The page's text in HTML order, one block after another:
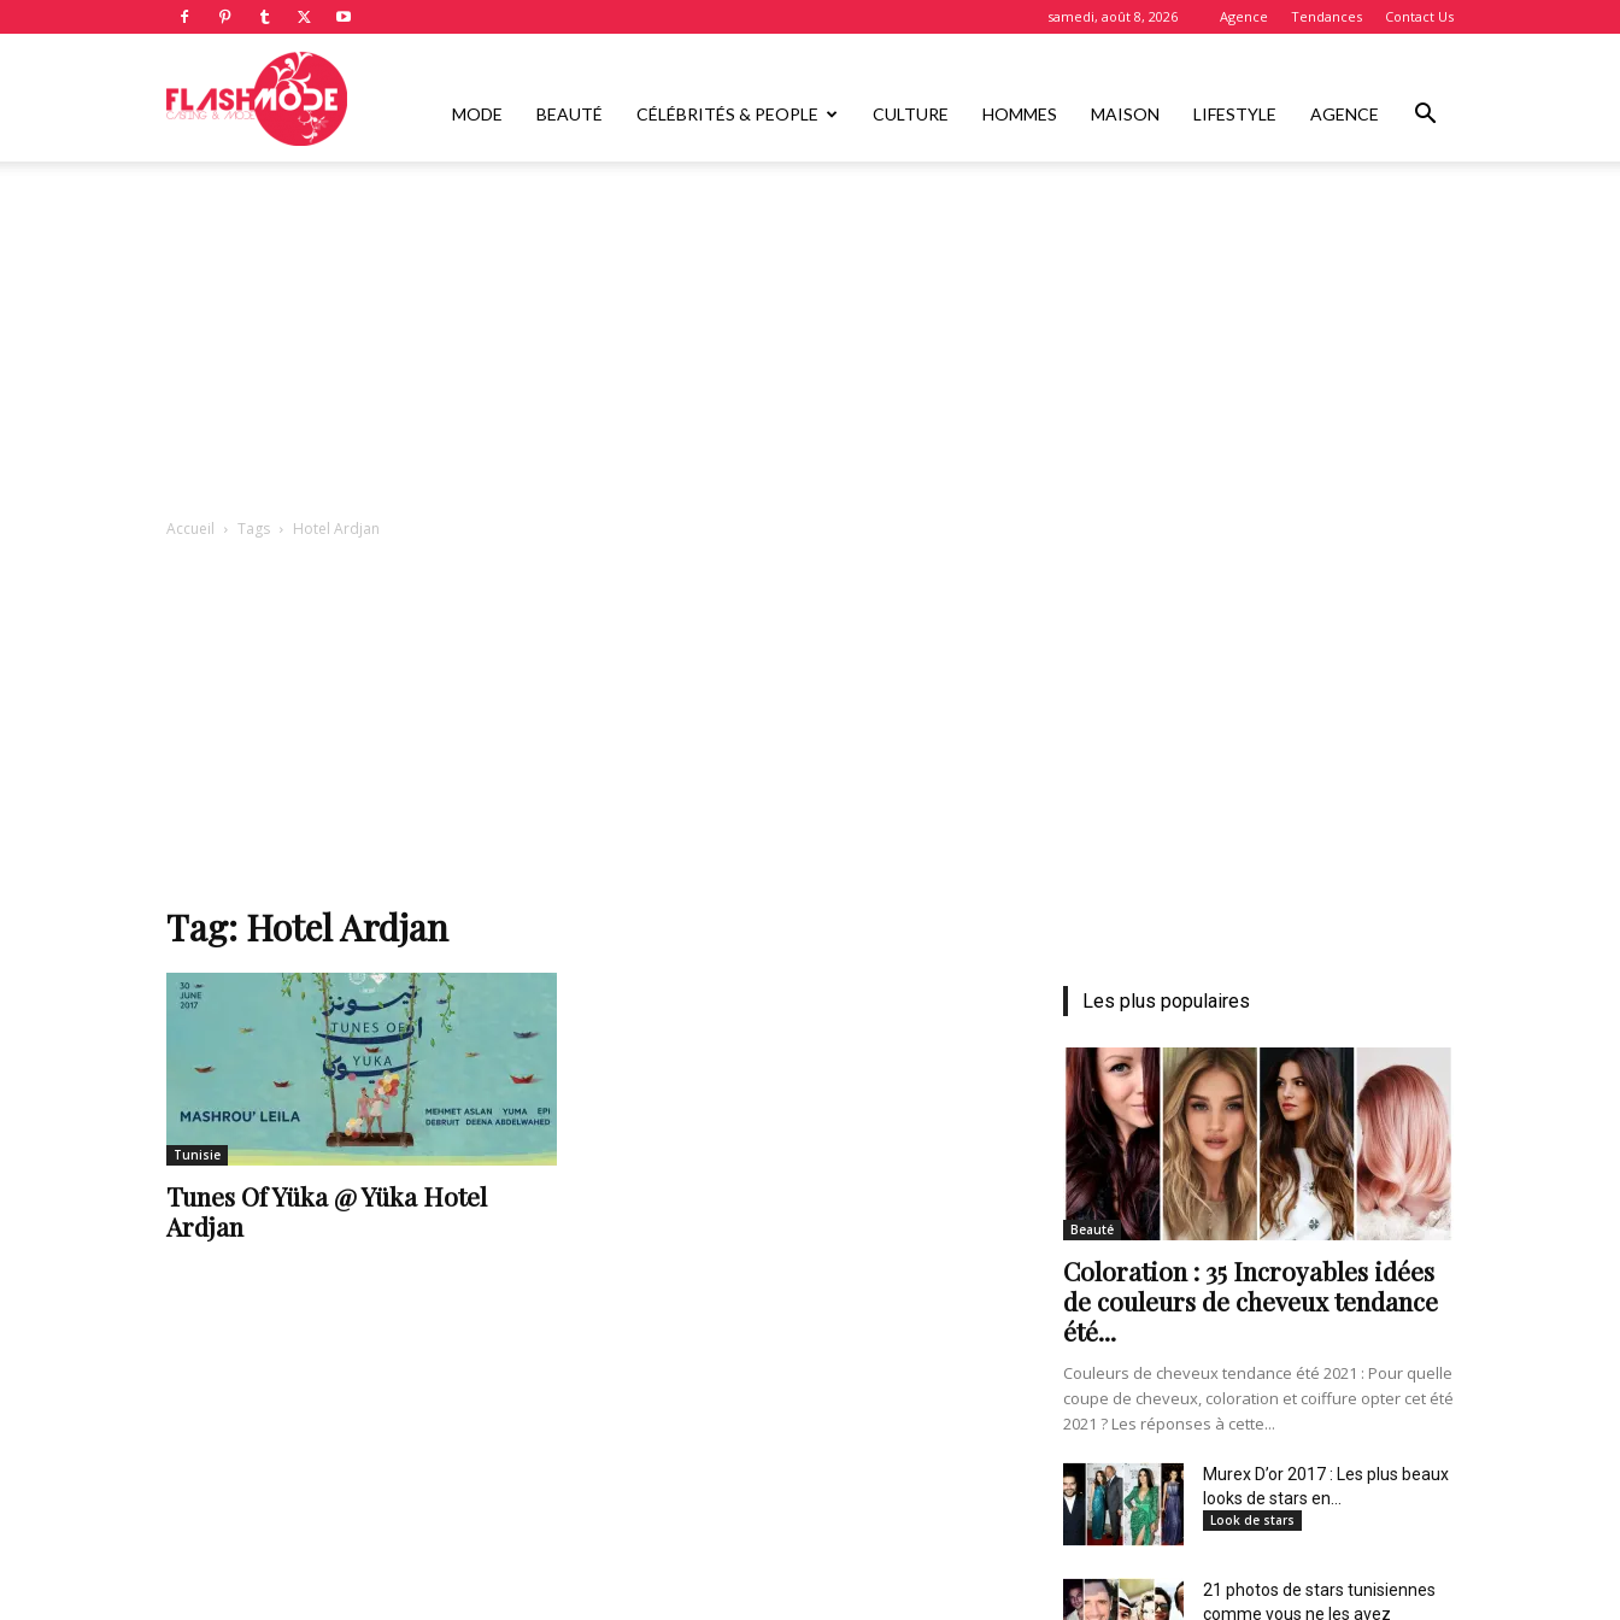
samedi, août 8, 2026 Agence Tendances Contact Us
Flashmode
style
de
MODE BEAUTÉ CÉLÉBRITÉS & PEOPLE CULTURE HOMMES MAISON LIFESTYLE AGENCE
Accueil Tags Hotel Ardjan
Tag: Hotel Ardjan
Tunisie
Tunes Of Yüka @ Yüka Hotel
Ardjan
Les plus populaires
Beauté
Coloration : 35 Incroyables idées
de couleurs de cheveux tendance
été...
Couleurs de cheveux tendance été 2021 : Pour quelle
coupe de cheveux, coloration et coiffure opter cet été
2021 ? Les réponses à cette...
Murex D’or 2017 : Les plus beaux
looks de stars en...
Look de stars
21 photos de stars tunisiennes
comme vous ne les avez